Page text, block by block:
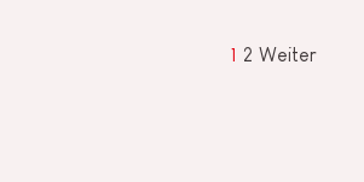
1 2 Weiter